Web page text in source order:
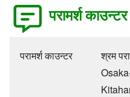
परामर्श काउन्टर
परामर्श काउन्टर
श्रम